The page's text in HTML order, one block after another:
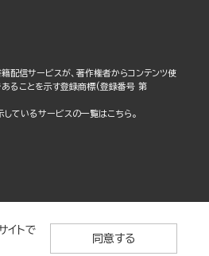
配信サービスが、著作権者からコンテンツ使
ることを示す登録商標(登録番号 第
ているサービスの一覧はこちら。
イトで
同意する